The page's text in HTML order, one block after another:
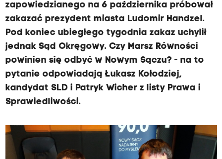
zapowiedzianego na 6 października próbował
zakazać prezydent miasta Ludomir Handzel.
Pod koniec ubiegłego tygodnia zakaz uchylił
jednak Sąd Okręgowy. Czy Marsz Równości
powinien się odbyć w Nowym Sączu? - na to
pytanie odpowiadają Łukasz Kołodziej,
kandydat SLD i Patryk Wicher z listy Prawa i
Sprawiedliwości.